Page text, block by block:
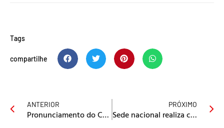
Tags
compartilhe
ANTERIOR
Pronunciamento do Colégio Episcopal sobre demissões na UMESP
PRÓXIMO
Sede nacional realiza culto de celebração do natal